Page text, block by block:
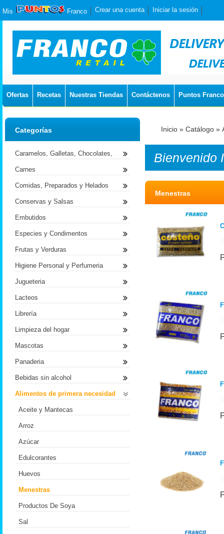
Mis Franco Crear una cuenta Iniciar la sesión
Ofertas Recetas Nuestras Tiendas Contáctenos Puntos Franco
Inicio » Catálogo »
Bienvenido
Menestras
Categorías
Caramelos, Galletas, Chocolates,
Carnes
Comidas, Preparados y Helados
Conservas y Salsas
Embutidos
Especies y Condimentos
Frutas y Verduras
Higiene Personal y Perfumeria
Jugueteria
Lacteos
Librería
Limpieza del hogar
Mascotas
Panaderia
Bebidas sin alcohol
Alimentos de primera necesidad
Aceite y Mantecas
Arroz
Azúcar
Edulcorantes
Huevos
Menestras
Productos De Soya
Sal